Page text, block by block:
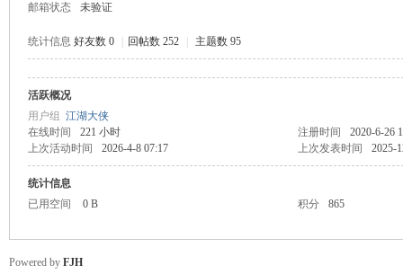
邮箱状态
未验证
统计信息 好友数 0 回帖数 252 主题数 95
活跃概况
用户组 江湖大侠
在线时间
221 小时 注册时间
2020-6-26
上次活动时间
2026-4-8 07:17 上次发表时间 2025-
统计信息
已用空间
0 B 积分 865
Powered by FJH